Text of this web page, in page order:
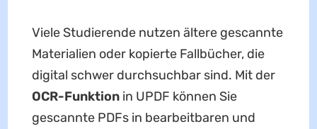
Viele Studierende nutzen ältere gescannte
Materialien oder kopierte Fallbücher, die
digital schwer durchsuchbar sind. Mit der
OCR-Funktionin UPDF können Sie
gescannte PDFs in bearbeitbaren und